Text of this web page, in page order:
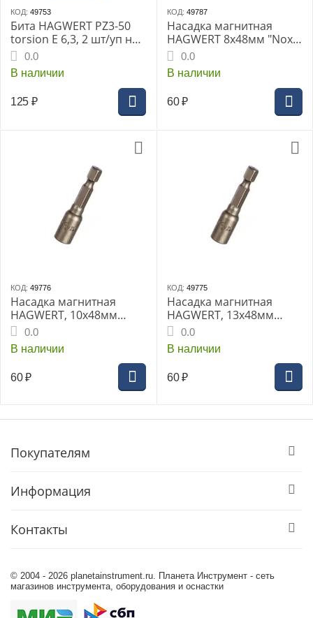
КОД: 49753
Бита HAGWERT PZ3-50
torsion E 6,3, 2 шт/уп на
карте "NOX STRONG"
0.0
В наличии
125 ₽
КОД: 49787
Насадка магнитная
HAGWERT 8х48мм "Nox"
ПВХ (20)
0.0
В наличии
60 ₽
КОД: 49776
Насадка магнитная
HAGWERT, 10х48мм
"Nox"
0.0
В наличии
60 ₽
КОД: 49775
Насадка магнитная
HAGWERT, 13х48мм
"Nox"
0.0
В наличии
60 ₽
Покупателям
Информация
Контакты
© 2004 - 2026 planetainstrument.ru. Планета Инструмент - сеть
магазинов инструмента, оборудования и оснастки